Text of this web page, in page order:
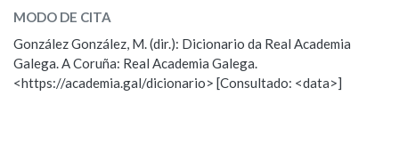
Observación
Nome
MODO DE CITA
González González, M. (dir.): Dicionario da Real Academia
Galega. A Coruña: Real Academia Galega.
<https://academia.gal/dicionario> [Consultado: <data>]